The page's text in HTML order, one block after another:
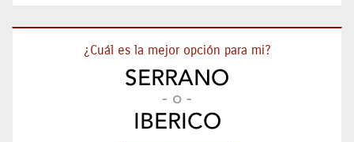
¿Cuál es la mejor opción para mi?
SERRANO
- o -
IBERICO